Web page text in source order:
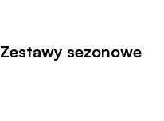
Zestawy sezonowe